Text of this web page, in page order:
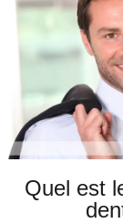
Quel est